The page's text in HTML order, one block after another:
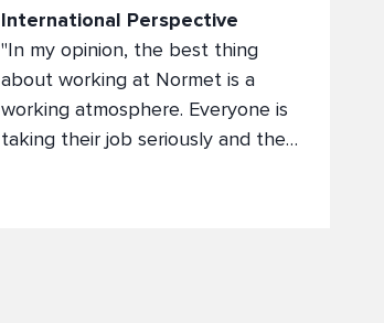
International Perspective
"In my opinion, the best thing
about working at Normet is a
working atmosphere. Everyone is
taking their job seriously and they